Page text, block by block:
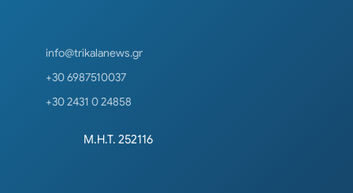
info@trikalanews.gr
+30 6987510037
+30 2431 0 24858
Μ.Η.Τ. 252116